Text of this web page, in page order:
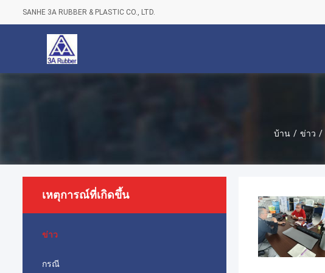
SANHE 3A RUBBER & PLASTIC CO., LTD.
บ้าน / ข่าว /
เหตุการณ์ที่เกิดขึ้น
ข่าว
กรณี